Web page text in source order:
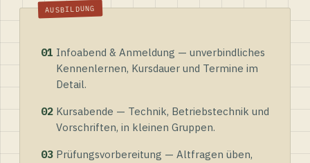
01 Infoabend & Anmeldung — unverbindliches
Kennenlernen, Kursdauer und Termine im
Detail.
02 Kursabende — Technik, Betriebstechnik und
Vorschriften, in kleinen Gruppen.
03 Prüfungsvorbereitung — Altfragen üben,